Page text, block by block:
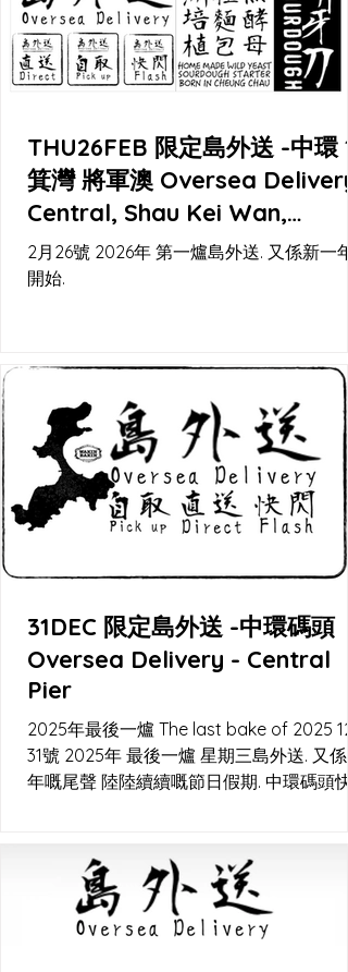
THU26FEB 限定島外送 -中環
箕灣 將軍澳 Oversea
Central, Shau Kei Wan,
Tseung Kwan O
2月26號 2026年 第一爐島外送. 又係新一
開始.
31DEC 限定島外送 -中環碼頭
Oversea Delivery - Central
Pier
2025年最後一爐 The last bake of 2025 12月
31號 2025年 最後一爐 星期三島外送. 又係一
年嘅尾聲 陸陸續續嘅節日假期. 中環碼頭快閃